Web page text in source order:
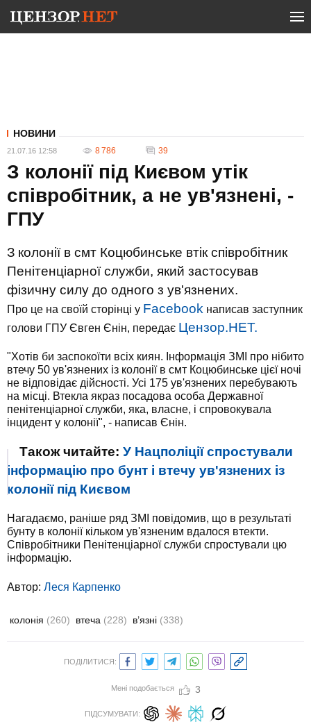
НОВИНИ
21.07.16 12:58 8 786 39
З колонії під Києвом утік
співробітник, а не ув'язнені, -
ГПУ
З колонії в смт Коцюбинське втік співробітник
Пенітенціарної служби, який застосував
фізичну силу до одного з ув'язнених.
Про це на своїй сторінці у Facebook написав заступник
голови ГПУ Євген Єнін, передає Цензор.НЕТ.
"Хотів би заспокоїти всіх киян. Інформація ЗМІ про нібито
втечу 50 ув'язнених із колонії в смт Коцюбинське цієї ночі
не відповідає дійсності. Усі 175 ув'язнених перебувають
на місці. Втекла якраз посадова особа Державної
пенітенціарної служби, яка, власне, і спровокувала
інцидент у колонії", - написав Єнін.
Також читайте: У Нацполіції спростували
інформацію про бунт і втечу ув'язнених із
колонії під Києвом
Нагадаємо, раніше ряд ЗМІ повідомив, що в результаті
бунту в колонії кільком ув'язненим вдалося втекти.
Співробітники Пенітенціарної служби спростували цю
інформацію.
Автор: Леся Карпенко
колонія (260) втеча (228) в’язні (338)
ПОДІЛИТИСЯ:
Мені подобається 3
ПІДСУМУВАТИ: